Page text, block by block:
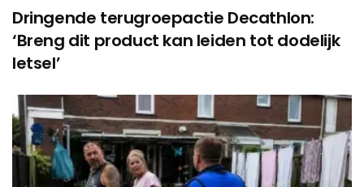
Dringende terugroepactie Decathlon:
‘Breng dit product kan leiden tot dodelijk
letsel’